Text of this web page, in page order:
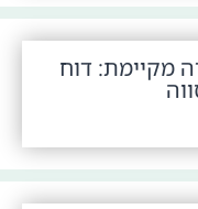
מקיימת: דוח